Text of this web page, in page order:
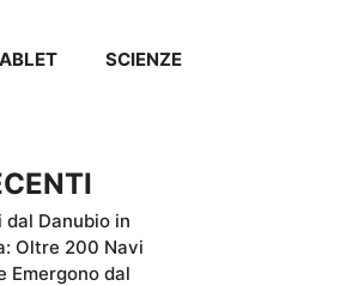
SCIENZE
dal Danubio in
Oltre 200 Navi
Emergono dal